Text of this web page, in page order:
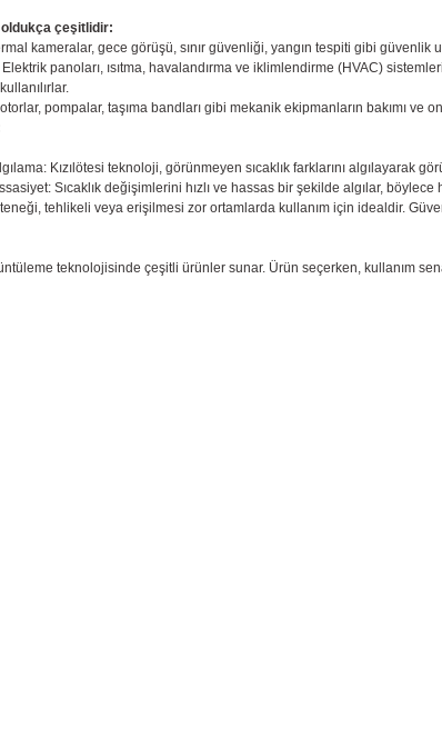
oldukça çeşitlidir:
kameralar, gece görüşü, sınır güvenliği, yangın tespiti gibi güvenlik
Elektrik panoları, ısıtma, havalandırma ve iklimlendirme (HVAC)
pompalar, taşıma bandları gibi mekanik ekipmanların bakımı ve
Kızılötesi teknoloji, görünmeyen sıcaklık farklarını
Sıcaklık değişimlerini hızlı ve hassas bir şekilde algılar,
tehlikeli veya erişilmesi zor ortamlarda kullanım için idealdir.
teknolojisinde çeşitli ürünler sunar. Ürün seçerken, kullanım